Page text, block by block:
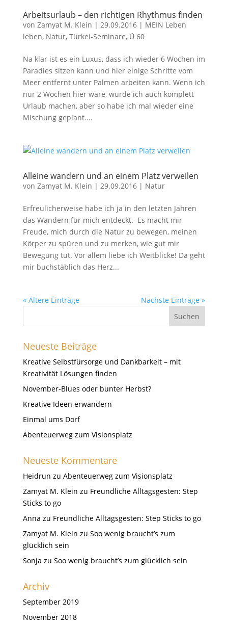
Arbeitsurlaub – den richtigen Rhythmus finden
von Zamyat M. Klein | 29.09.2016| MEIN Leben
leben, Natur, Türkei-Seminare, Ü 60
Na klar ist es ein Luxus, dass ich wieder 6 Wochen im
Paradies sitzen kann und hier einige Schritte vom
Meer entfernt unter Palmen arbeiten kann. Wenn ich
nur 2 Wochen hier wäre, würde ich auch komplett
Urlaub machen, aber so habe ich mal wieder eine
Mischung geplant....
Alleine wandern und an einem Platz verweilen
von Zamyat M. Klein | 29.09.2016| Natur
Erfreulicherweise habe ich ja in den letzten Jahren
das Wandern für mich entdeckt. Es macht mir
Freude, mich durch die Natur zu bewegen, meinen
Körper zu spüren und zu merken, wie gut mir
Bewegung tut. Vor allem liebe ich Weitblicke! Da geht
mir buchstäblich das Herz...
« Ältere Einträge Nächste Einträge »
Neueste Beiträge
Kreative Selbstfürsorge und Dankbarkeit – mit
Kreativität Lösungen finden
November-Blues oder bunter Herbst?
Kreative Ideen erwandern
Einmal ums Dorf
Abenteuerweg zum Visionsplatz
Neueste Kommentare
Heidrun zu Abenteuerweg zum Visionsplatz
Zamyat M. Klein zu Freundliche Alltagsgesten: Step
Sticks to go
Anna zu Freundliche Alltagsgesten: Step Sticks to go
Zamyat M. Klein zu Soo wenig braucht’s zum
glücklich sein
Sonja zu Soo wenig braucht’s zum glücklich sein
Archiv
September 2019
November 2018